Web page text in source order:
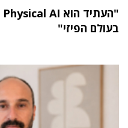
בעולם הפיזי"